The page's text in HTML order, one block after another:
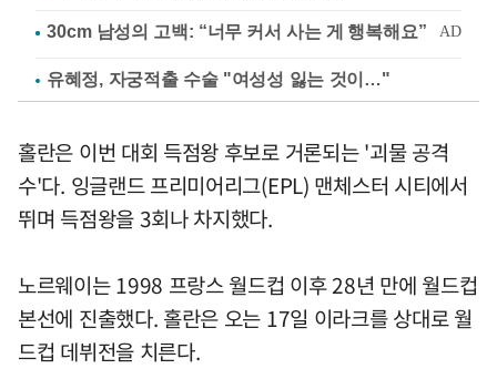
유혜정, 자궁적출 수술 "여성성 잃는 것이…"
홀란은 이번 대회 득점왕 후보로 거론되는 '괴물 공격
수'다. 잉글랜드 프리미어리그(EPL) 맨체스터 시티에서
뛰며 득점왕을 3회나 차지했다.
노르웨이는 1998 프랑스 월드컵 이후 28년 만에 월드컵
본선에 진출했다. 홀란은 오는 17일 이라크를 상대로 월
드컵 데뷔전을 치른다.